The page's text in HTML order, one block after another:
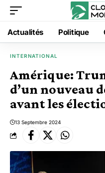
Actualités Politique
INTERNATIONAL
Amérique:
d’un nouveau
avant les
13 Septembre 2024